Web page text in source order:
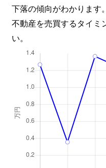
下落の傾向がわかります。
不動産を売買するタイミ
い。